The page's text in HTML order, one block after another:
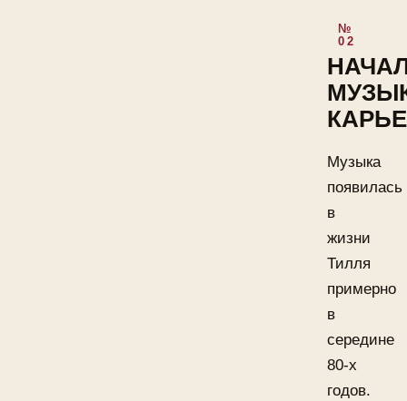
Музыка
появилась
в
жизни
Тилля
примерно
в
середине
80-х
годов.